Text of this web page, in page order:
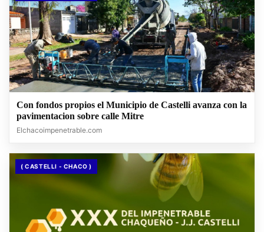
Con fondos propios el Municipio de Castelli avanza con la
pavimentacion sobre calle Mitre
Elchacoimpenetrable.com
( CASTELLI - CHACO )